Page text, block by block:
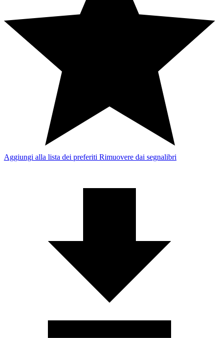
Aggiungi alla lista dei preferiti Rimuovere dai segnalibri